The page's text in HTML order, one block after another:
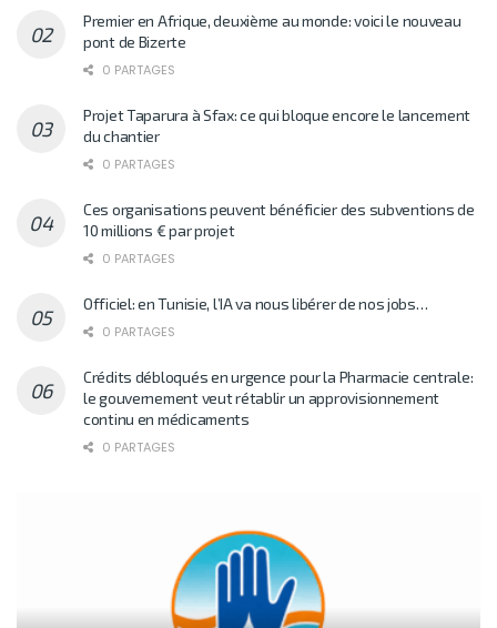
Premier en Afrique, deuxième au monde: voici le nouveau
pont de Bizerte
0 PARTAGES
Projet Taparura à Sfax: ce qui bloque encore le lancement
du chantier
0 PARTAGES
Ces organisations peuvent bénéficier des subventions de
10 millions € par projet
0 PARTAGES
Officiel: en Tunisie, l’IA va nous libérer de nos jobs…
0 PARTAGES
Crédits débloqués en urgence pour la Pharmacie centrale:
le gouvernement veut rétablir un approvisionnement
continu en médicaments
0 PARTAGES